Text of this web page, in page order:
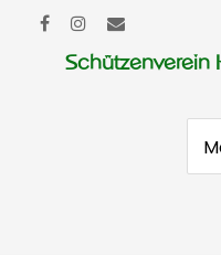
Schützenverein